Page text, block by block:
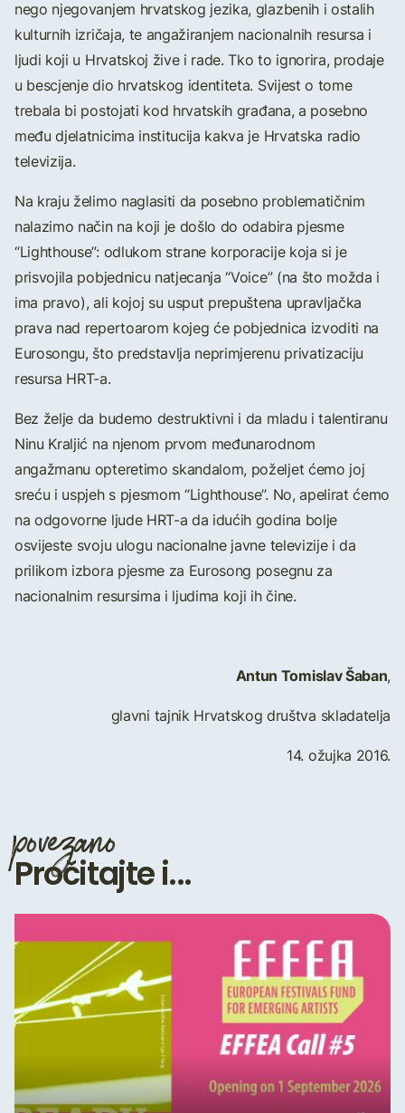
nego njegovanjem hrvatskog jezika, glazbenih i ostalih
kulturnih izričaja, te angažiranjem nacionalnih resursa i
ljudi koji u Hrvatskoj žive i rade. Tko to ignorira, prodaje
u bescjenje dio hrvatskog identiteta. Svijest o tome
trebala bi postojati kod hrvatskih građana, a posebno
među djelatnicima institucija kakva je Hrvatska radio
televizija.
Na kraju želimo naglasiti da posebno problematičnim
nalazimo način na koji je došlo do odabira pjesme
“Lighthouse”: odlukom strane korporacije koja si je
prisvojila pobjednicu natjecanja “Voice” (na što možda i
ima pravo), ali kojoj su usput prepuštena upravljačka
prava nad repertoarom kojeg će pobjednica izvoditi na
Eurosongu, što predstavlja neprimjerenu privatizaciju
resursa HRT-a.
Bez želje da budemo destruktivni i da mladu i talentiranu
Ninu Kraljić na njenom prvom međunarodnom
angažmanu opteretimo skandalom, poželjet ćemo joj
sreću i uspjeh s pjesmom “Lighthouse”. No, apelirat ćemo
na odgovorne ljude HRT-a da idućih godina bolje
osvijeste svoju ulogu nacionalne javne televizije i da
prilikom izbora pjesme za Eurosong posegnu za
nacionalnim resursima i ljudima koji ih čine.
Antun Tomislav Šaban,
glavni tajnik Hrvatskog društva skladatelja
14. ožujka 2016.
povezano
Pročitajte i...